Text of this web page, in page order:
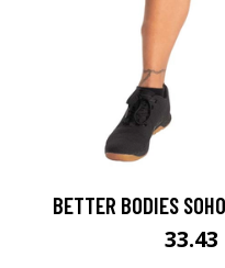
BETTER BODIES
33.43